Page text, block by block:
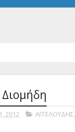
2012 ΑΓΓΕΛΟΥΔΗΣ,